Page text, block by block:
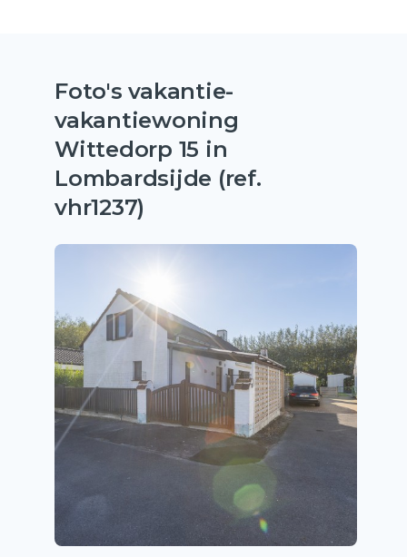
Foto's vakantie-
vakantiewoning
Wittedorp 15 in
Lombardsijde (ref.
vhr1237)